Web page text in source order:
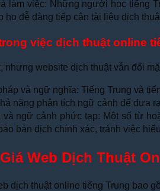
làm việc: Những người học tiếng
họ dễ dàng tiếp cận tài liệu dịch
việc dịch thuật online
nhưng website dịch thuật vẫn đối
và ngữ nghĩa: Tiếng Trung và
năng phân tích ngữ cảnh để đưa
ngữ cảnh phức tạp: Một số từ
bản dịch chính xác, tránh việc
Web Dịch Thuật
dịch thuật online tiếng Trung bao